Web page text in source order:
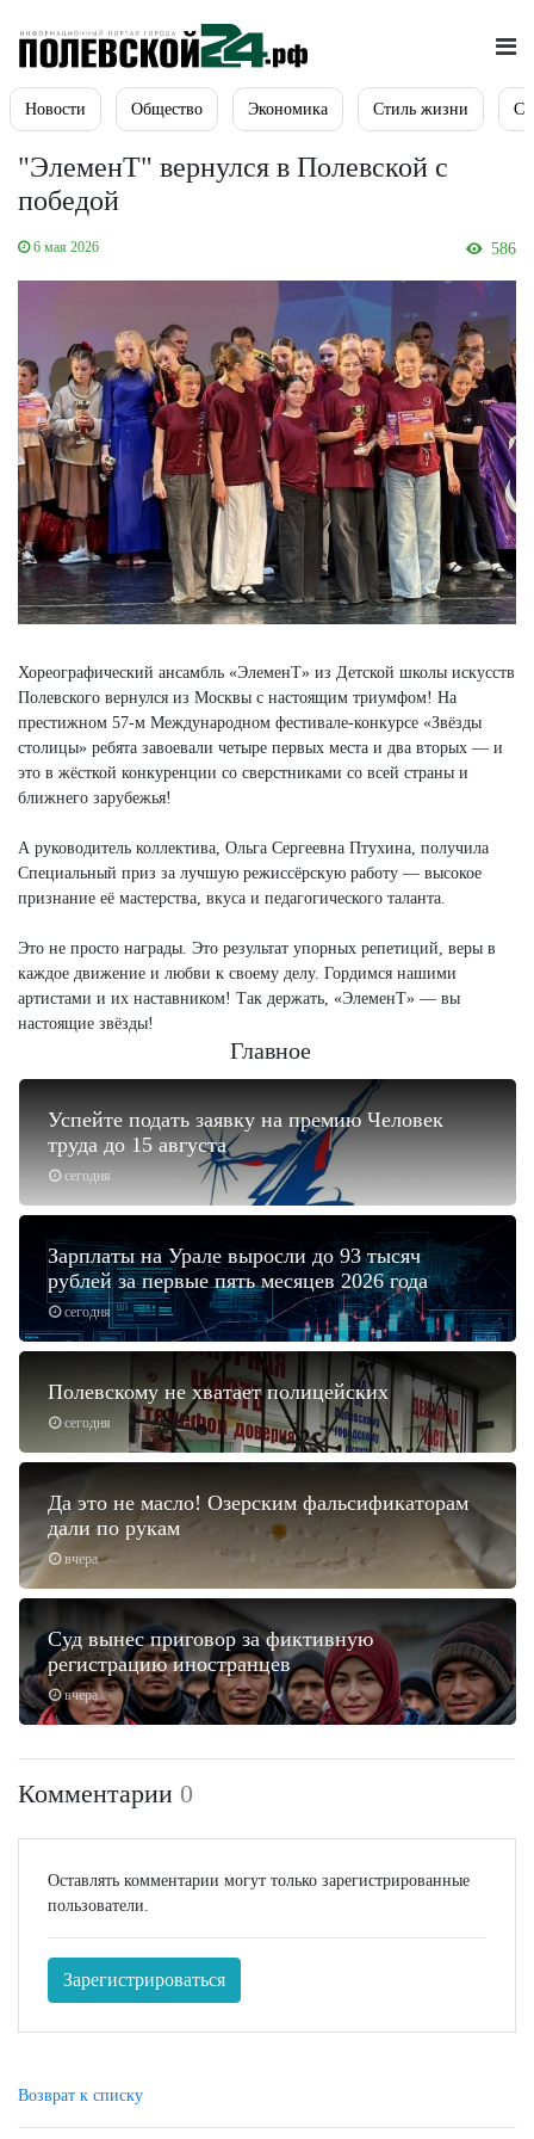
Новости Общество Экономика Стиль жизни
"ЭлеменТ" вернулся в Полевской с
победой
6 мая 2026 586
Хореографический ансамбль «ЭлеменТ» из Детской школы искусств
Полевского вернулся из Москвы с настоящим триумфом! На
престижном 57-м Международном фестивале-конкурсе «Звёзды
столицы» ребята завоевали четыре первых места и два вторых — и
это в жёсткой конкуренции со сверстниками со всей страны и
ближнего зарубежья!
А руководитель коллектива, Ольга Сергеевна Птухина, получила
Специальный приз за лучшую режиссёрскую работу — высокое
признание её мастерства, вкуса и педагогического таланта.
Это не просто награды. Это результат упорных репетиций, веры в
каждое движение и любви к своему делу. Гордимся нашими
артистами и их наставником! Так держать, «ЭлеменТ» — вы
настоящие звёзды!
Главное
сегодня
Успейте подать заявку на премию Человек
труда до 15 августа
сегодня
Зарплаты на Урале выросли до 93 тысяч
рублей за первые пять месяцев 2026 года
сегодня
Полевскому не хватает полицейских
вчера
Да это не масло! Озерским фальсификаторам
дали по рукам
вчера
Суд вынес приговор за фиктивную
регистрацию иностранцев
Комментарии 0
Оставлять комментарии могут только зарегистрированные
пользователи.
Зарегистрироваться
Возврат к списку